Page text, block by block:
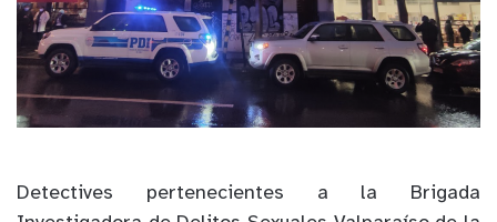
Detectives pertenecientes a la Brigada